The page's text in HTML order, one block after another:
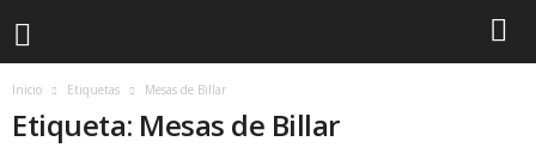
Inicio Etiquetas Mesas de Billar
Etiqueta: Mesas de Billar